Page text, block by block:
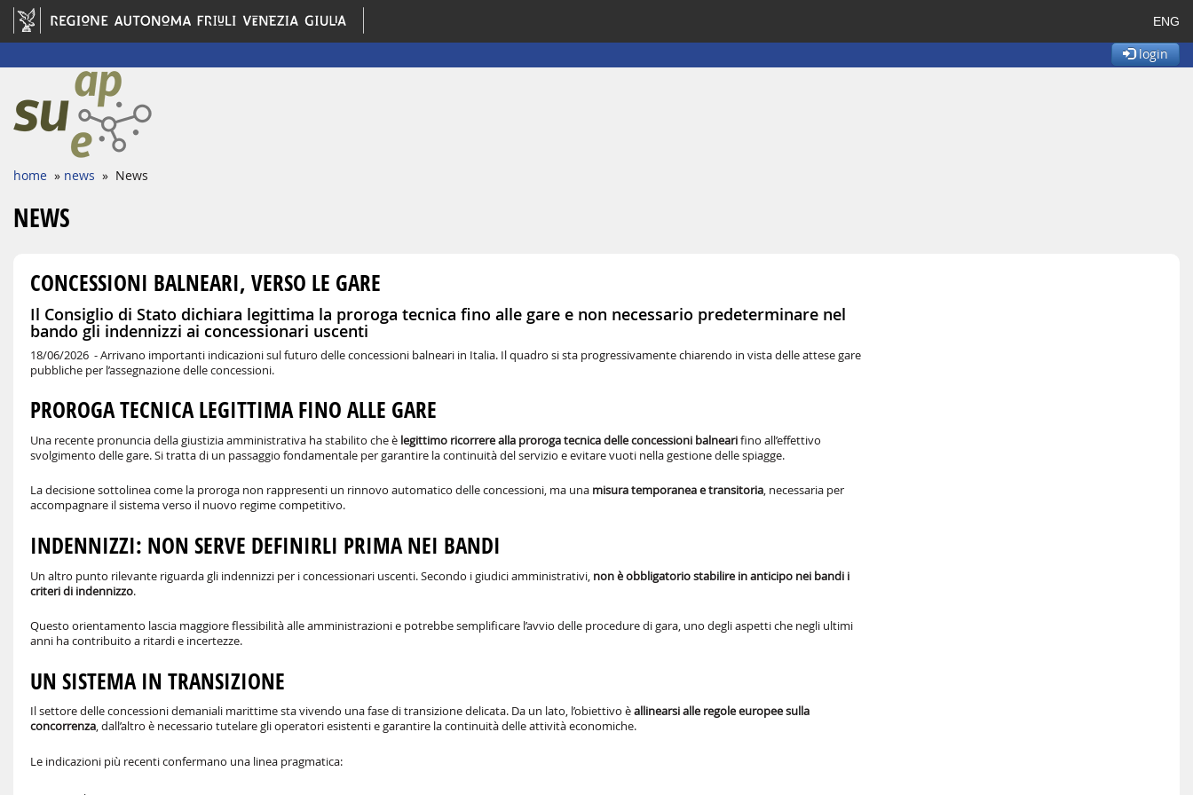
ENG
login
home » news » News
NEWS
CONCESSIONI BALNEARI, VERSO LE GARE
Il Consiglio di Stato dichiara legittima la proroga tecnica fino alle gare e non necessario predeterminare nel
bando gli indennizzi ai concessionari uscenti
18/06/2026 -Arrivano importanti indicazioni sul futuro delle concessioni balneari in Italia. Il quadro si sta progressivamente chiarendo in vista delle attese gare
pubbliche per l’assegnazione delle concessioni.
PROROGA TECNICA LEGITTIMA FINO ALLE GARE
Una recente pronuncia della giustizia amministrativa ha stabilito che è legittimo ricorrere alla proroga tecnica delle concessioni balnearifino all’effettivo
svolgimento delle gare. Si tratta di un passaggio fondamentale per garantire la continuità del servizio e evitare vuoti nella gestione delle spiagge.
La decisione sottolinea come la proroga non rappresenti un rinnovo automatico delle concessioni, ma una misura temporanea e transitoria, necessaria per
accompagnare il sistema verso il nuovo regime competitivo.
INDENNIZZI: NON SERVE DEFINIRLI PRIMA NEI BANDI
Un altro punto rilevante riguarda gli indennizzi per i concessionari uscenti. Secondo i giudici amministrativi, non è obbligatorio stabilire in anticipo nei bandi i
criteri di indennizzo.
Questo orientamento lascia maggiore flessibilità alle amministrazioni e potrebbe semplificare l’avvio delle procedure di gara, uno degli aspetti che negli ultimi
anni ha contribuito a ritardi e incertezze.
UN SISTEMA IN TRANSIZIONE
Il settore delle concessioni demaniali marittime sta vivendo una fase di transizione delicata. Da un lato, l’obiettivo èallinearsi alle regole europee sulla
concorrenza, dall’altro è necessario tutelare gli operatori esistenti e garantire la continuità delle attività economiche.
Le indicazioni più recenti confermano una linea pragmatica: